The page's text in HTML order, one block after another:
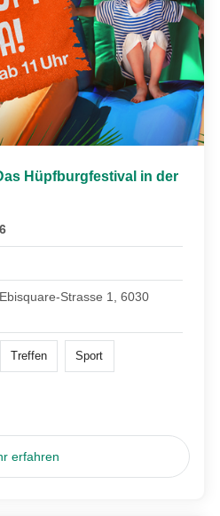
Hüpfburgfestival in der
Strasse 1, 6030
Treffen Sport
erfahren